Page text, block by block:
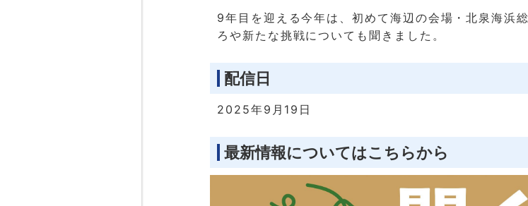
9年目を迎える今年は、初めて海辺の会場・北泉海浜
ろや新たな挑戦についても聞きました。
配信日
2025年9月19日
最新情報についてはこちらから